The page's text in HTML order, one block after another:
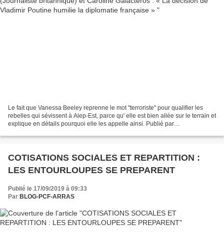
Le fait que Vanessa Beeley reprenne le mot "terroriste" pour qualifier les
rebelles qui sévissent à Alep-Est, parce qu' elle est bien allée sur le terrain et
explique en détails pourquoi elle les appelle ainsi. Publié par
COTISATIONS SOCIALES ET REPARTITION :
LES ENTOURLOUPES SE PREPARENT
Publié le 17/09/2019 à 09:33
Par BLOG-PCF-ARRAS